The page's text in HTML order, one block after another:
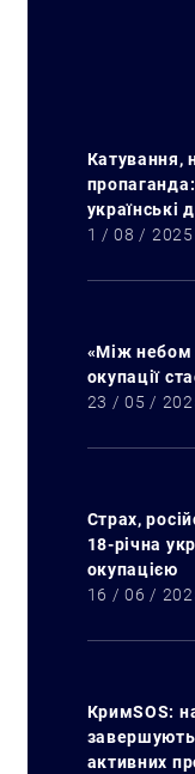
Катування,
українські
1 / 08 / 2025
«Між небом
окупації
23 / 05 /
Страх,
18-річна
окупацією
16 / 06 /
КримSOS:
активних